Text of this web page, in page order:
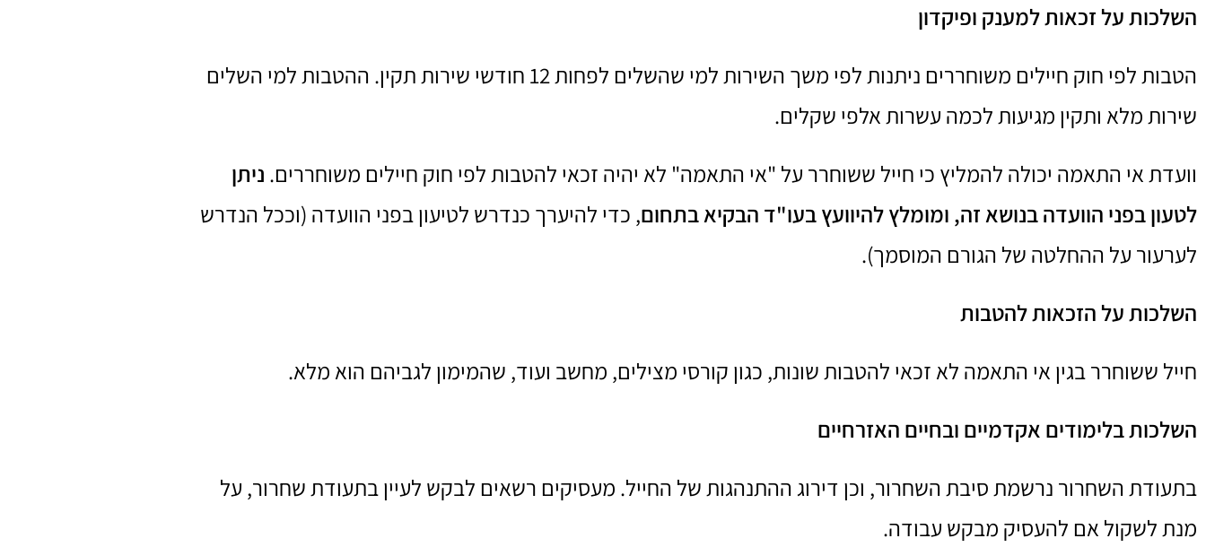
השלכות על זכאות למענק ופיקדון
הטבות לפי חוק חיילים משוחררים ניתנות לפי משך השירות למי שהשלים לפחות 12 חודשי שירות תקין. ההטבות למי השלים
שירות מלא ותקין מגיעות לכמה עשרות אלפי שקלים.
וועדת אי התאמה יכולה להמליץ כי חייל ששוחרר על "אי התאמה" לא יהיה זכאי להטבות לפי חוק חיילים משוחררים. ניתן
לטעון בפני הוועדה בנושא זה, ומומלץ להיוועץ בעו"ד הבקיא בתחום, כדי להיערך כנדרש לטיעון בפני הוועדה (וככל הנדרש
לערעור על ההחלטה של הגורם המוסמך).
השלכות על הזכאות להטבות
חייל ששוחרר בגין אי התאמה לא זכאי להטבות שונות, כגון קורסי מצילים, מחשב ועוד, שהמימון לגביהם הוא מלא.
השלכות בלימודים אקדמיים ובחיים האזרחיים
בתעודת השחרור נרשמת סיבת השחרור, וכן דירוג ההתנהגות של החייל. מעסיקים רשאים לבקש לעיין בתעודת שחרור, על
מנת לשקול אם להעסיק מבקש עבודה.